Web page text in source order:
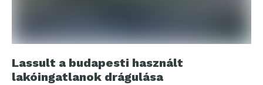
Lassult a budapesti használt
lakóingatlanok drágulása